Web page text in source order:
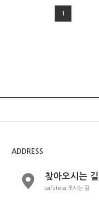
1
ADDRESS
찾아오시는 길
cafetera 오시는 길